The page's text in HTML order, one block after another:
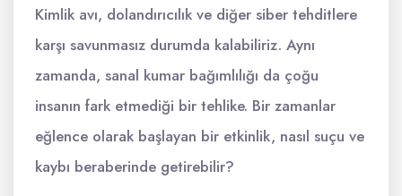
Kimlik avı, dolandırıcılık ve diğer siber tehditlere
karşı savunmasız durumda kalabiliriz. Aynı
zamanda, sanal kumar bağımlılığı da çoğu
insanın fark etmediği bir tehlike. Bir zamanlar
eğlence olarak başlayan bir etkinlik, nasıl suçu ve
kaybı beraberinde getirebilir?